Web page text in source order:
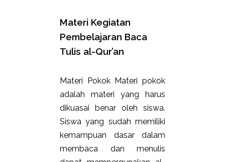
Materi Kegiatan
Pembelajaran Baca
Tulis al-Qur’an
Materi Pokok Materi pokok
adalah materi yang harus
dikuasai benar oleh siswa.
Siswa yang sudah memiliki
kemampuan dasar dalam
membaca dan menulis